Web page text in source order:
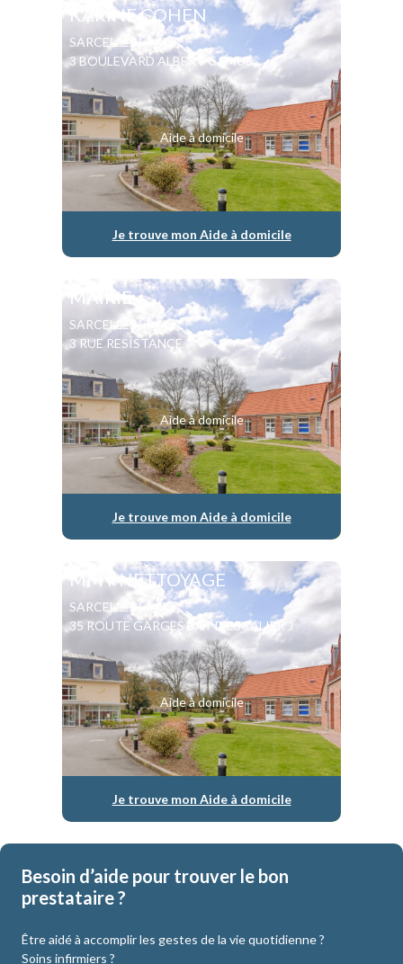
KARINE COHEN
SARCELLES
3 BOULEVARD ALBERT CAMUS
Aide à domicile
Je trouve mon Aide à domicile
MAIRIE
SARCELLES
3 RUE RESISTANCE
Aide à domicile
Je trouve mon Aide à domicile
MMT NETTOYAGE
SARCELLES
35 ROUTE GARGES BAT D ESCALIER J
Aide à domicile
Je trouve mon Aide à domicile
Besoin d’aide pour trouver le bon
prestataire ?
Être aidé à accomplir les gestes de la vie quotidienne ?
Soins infirmiers ?